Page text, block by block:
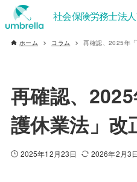
ホーム コラム 再確認、2025年
再確認、
護休業法」改
2025年12月23日 2026年2月3日